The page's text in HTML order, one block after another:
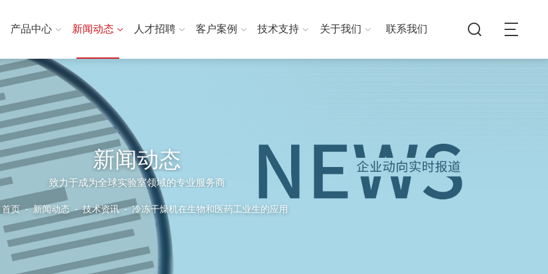
产品中心 新闻动态 人才招聘 客户案例 技术支持 关于我们 联系我们
新闻动态
致力于成为全球实验室领域的专业服务商
首页-新闻动态 -技术资讯 -冷冻干燥机在生物和医药工业生的应用